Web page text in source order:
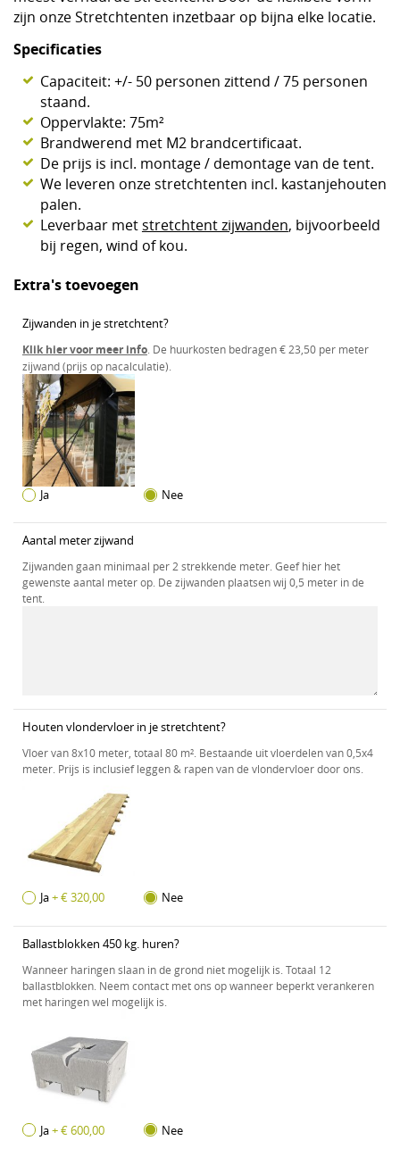
zijn onze Stretchtenten inzetbaar op bijna elke locatie.
Specificaties
Capaciteit: +/- 50 personen zittend / 75 personen
staand.
Oppervlakte: 75m²
Brandwerend met M2 brandcertificaat.
De prijs is incl. montage / demontage van de tent.
We leveren onze stretchtenten incl. kastanjehouten
palen.
Leverbaar metstretchtent zijwanden, bijvoorbeeld
bij regen, wind of kou.
Extra's toevoegen
Zijwanden in je stretchtent?
Klik hier voor meer info. De huurkosten bedragen € 23,50 per meter
zijwand (prijs op nacalculatie).
Ja Nee
Aantal meter zijwand
Zijwanden gaan minimaal per 2 strekkende meter. Geef hier het
gewenste aantal meter op. De zijwanden plaatsen wij 0,5 meter in de
tent.
Houten vlondervloer in je stretchtent?
Vloer van 8x10 meter, totaal 80 m². Bestaande uit vloerdelen van 0,5x4
meter. Prijs is inclusief leggen & rapen van de vlondervloer door ons.
Ja+ € 320,00 Nee
Ballastblokken 450 kg. huren?
Wanneer haringen slaan in de grond niet mogelijk is. Totaal 12
ballastblokken. Neem contact met ons op wanneer beperkt verankeren
met haringen wel mogelijk is.
Ja+ € 600,00 Nee